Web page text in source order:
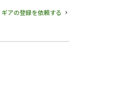
ギアの登録を依頼する